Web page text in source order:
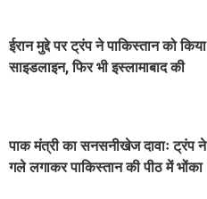
ईरान मुद्दे पर ट्रंप ने पाकिस्तान को किया
साइडलाइन, फिर भी इस्लामाबाद की
पाक मंत्री का सनसनीखेज दावाः ट्रंप ने
गले लगाकर पाकिस्तान की पीठ में भोंका